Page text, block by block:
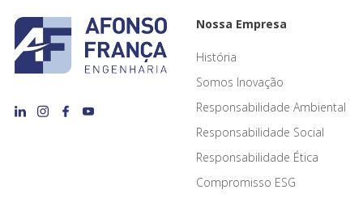
Nossa Empresa
História
Somos Inovação
Responsabilidade Ambiental
Responsabilidade Social
Responsabilidade Ética
Compromisso ESG